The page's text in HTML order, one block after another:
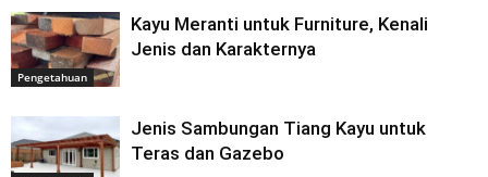
Pengetahuan
Kayu Meranti untuk Furniture, Kenali
Jenis dan Karakternya
Jenis Sambungan Tiang Kayu untuk
Teras dan Gazebo